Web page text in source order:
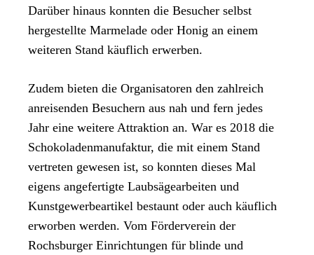
Darüber hinaus konnten die Besucher selbst
hergestellte Marmelade oder Honig an einem
weiteren Stand käuflich erwerben.
Zudem bieten die Organisatoren den zahlreich
anreisenden Besuchern aus nah und fern jedes
Jahr eine weitere Attraktion an. War es 2018 die
Schokoladenmanufaktur, die mit einem Stand
vertreten gewesen ist, so konnten dieses Mal
eigens angefertigte Laubsägearbeiten und
Kunstgewerbeartikel bestaunt oder auch käuflich
erworben werden. Vom Förderverein der
Rochsburger Einrichtungen für blinde und